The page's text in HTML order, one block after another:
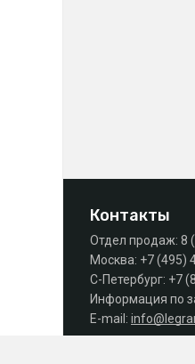
Контакты
Отдел продаж: 8
Москва: +7 (495)
С-Петербург: +7
Информация по
E-mail: